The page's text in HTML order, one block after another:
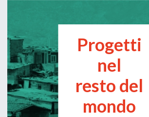
Progetti
nel
resto del
mondo